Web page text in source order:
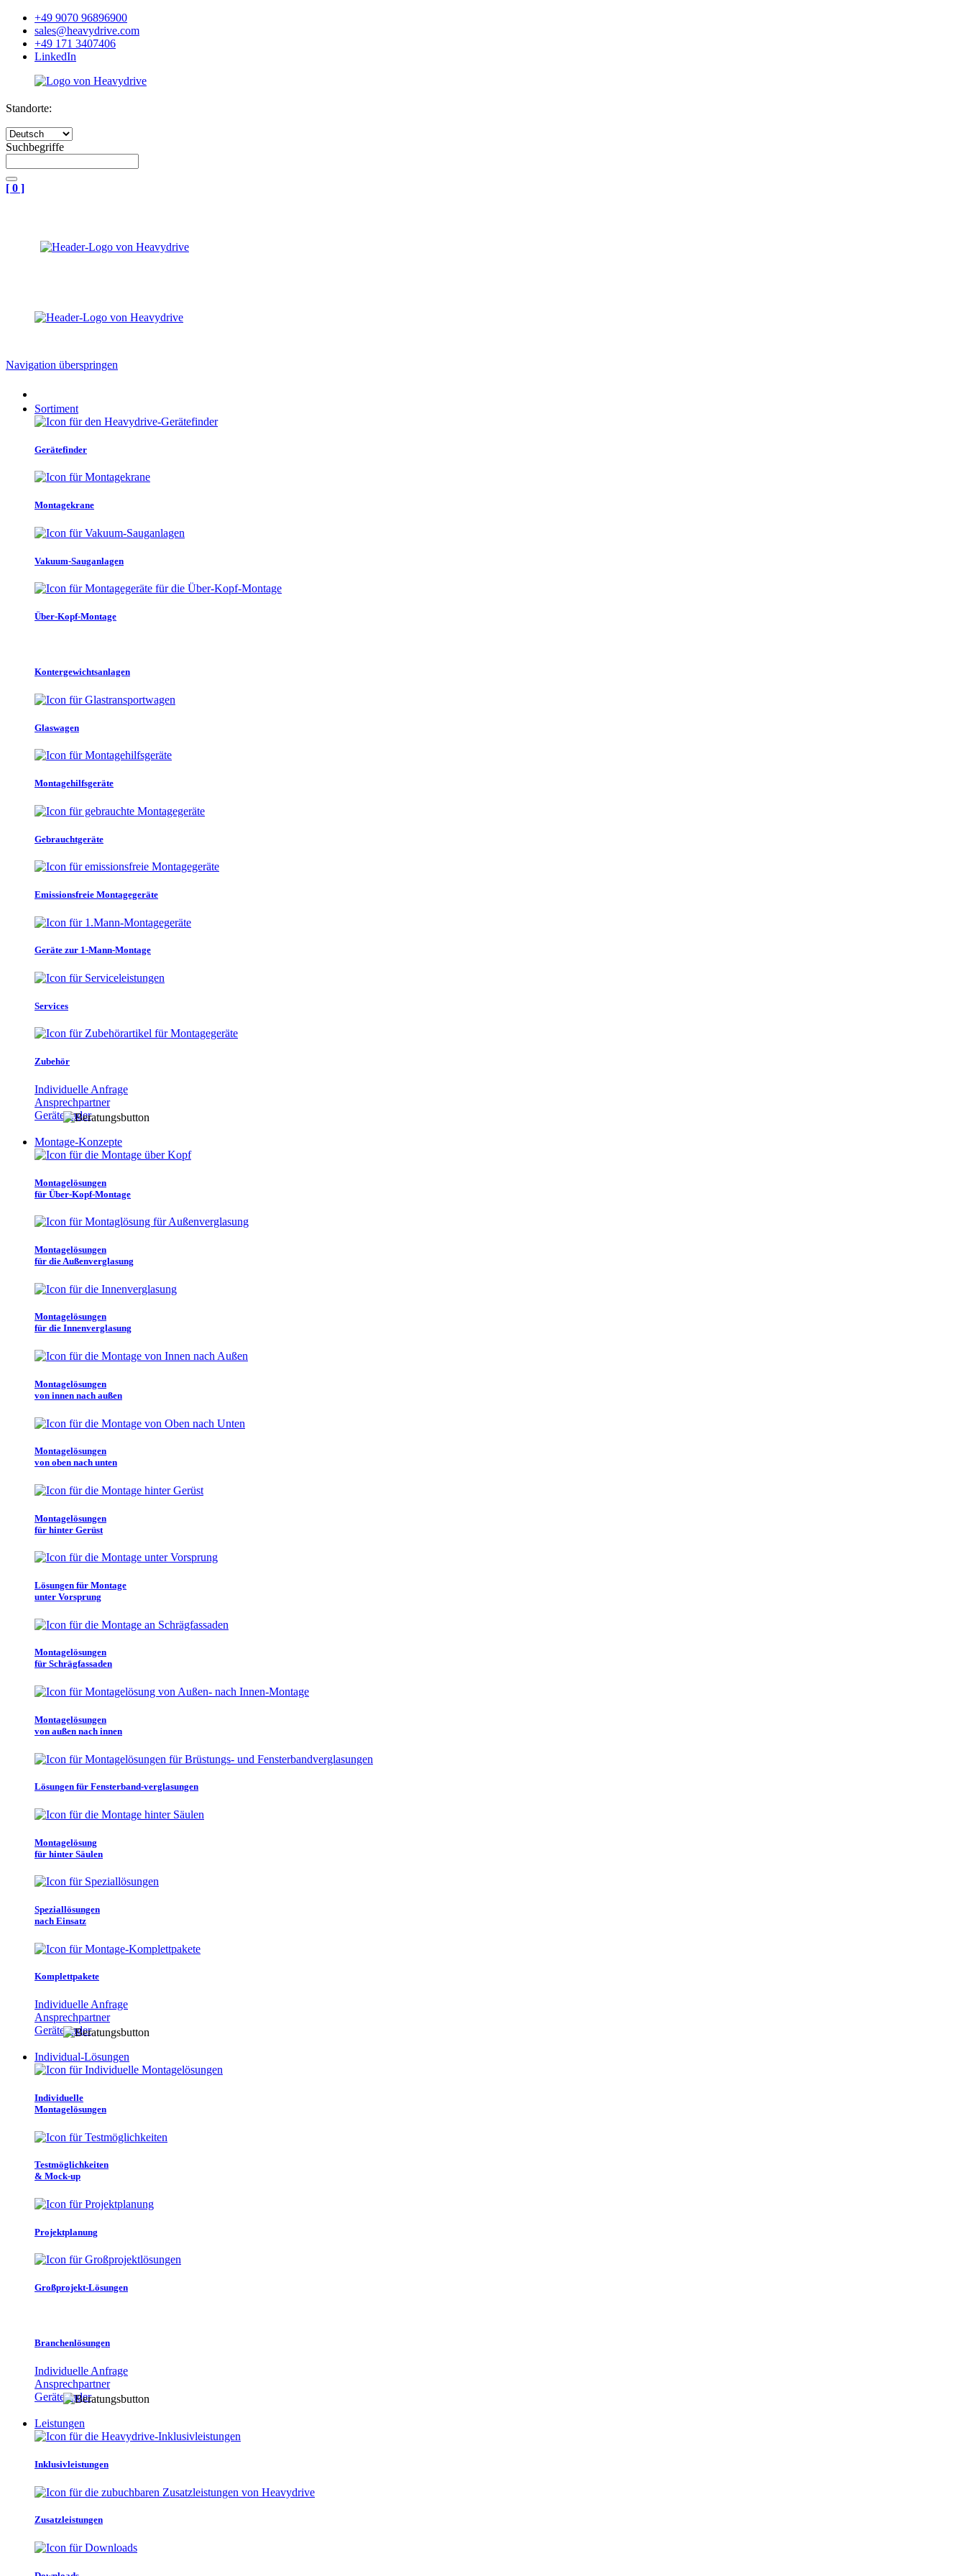
+49 9070 96896900
sales@heavydrive.com
+49 171 3407406
LinkedIn
Standorte:
Suchbegriffe
[ 0 ]
Navigation überspringen
Sortiment
Gerätefinder
Montagekrane
Vakuum-Sauganlagen
Über-Kopf-Montage
Kontergewichtsanlagen
Glaswagen
Montagehilfsgeräte
Gebrauchtgeräte
Emissionsfreie Montagegeräte
Geräte zur 1-Mann-Montage
Services
Zubehör
Individuelle Anfrage
Ansprechpartner
Gerätefinder
Montage-Konzepte
Montagelösungen
für Über-Kopf-Montage
Montagelösungen
für die Außenverglasung
Montagelösungen
für die Innenverglasung
Montagelösungen
von innen nach außen
Montagelösungen
von oben nach unten
Montagelösungen
für hinter Gerüst
Lösungen für Montage
unter Vorsprung
Montagelösungen
für Schrägfassaden
Montagelösungen
von außen nach innen
Lösungen für Fensterband-verglasungen
Montagelösung
für hinter Säulen
Speziallösungen
nach Einsatz
Komplettpakete
Individuelle Anfrage
Ansprechpartner
Gerätefinder
Individual-Lösungen
Individuelle
Montagelösungen
Testmöglichkeiten
& Mock-up
Projektplanung
Großprojekt-Lösungen
Branchenlösungen
Individuelle Anfrage
Ansprechpartner
Gerätefinder
Leistungen
Inklusivleistungen
Zusatzleistungen